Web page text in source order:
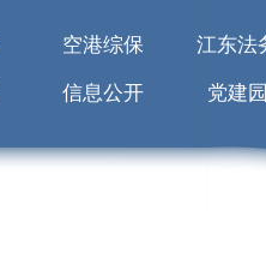
空港综保
江东法
信息公开 党建